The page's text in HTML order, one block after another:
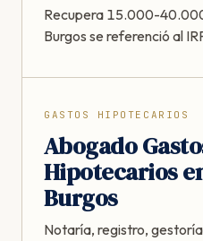
Recupera 15.000-
Burgos se referenció al
GASTOS HIPOTECARIOS
Abogado
Hipotecarios
Burgos
Notaría, registro,